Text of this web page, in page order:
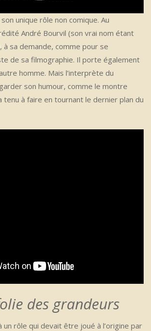
unique rôle non comique. Au
André Bourvil (son vrai nom étant
à sa demande, comme pour se
de sa filmographie. Il porte également
homme. Mais l’interprète du
son humour, comme le montre
tenu à faire en tournant le dernier plan du
des grandeurs
un rôle qui devait être joué à l’origine par